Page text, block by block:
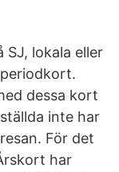
SJ, lokala eller
dessa kort
inte har
För det
har